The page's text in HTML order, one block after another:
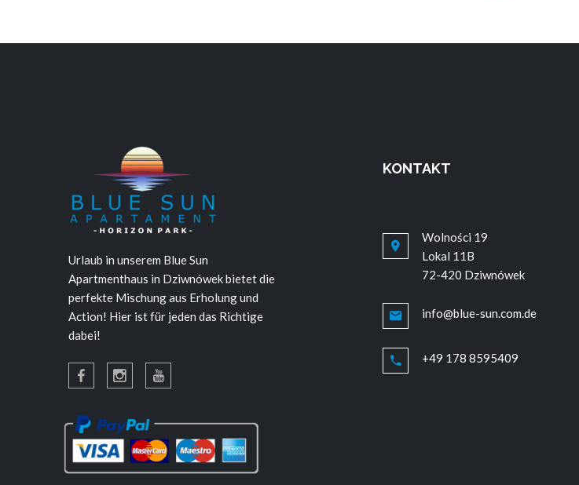
Urlaub in unserem Blue Sun
Apartmenthaus in Dziwnówek bietet die
perfekte Mischung aus Erholung und
Action! Hier ist für jeden das Richtige
dabei!
KONTAKT
Wolności 19
Lokal 11B
72-420 Dziwnówek
info@blue-sun.com.de
+49 178 8595409